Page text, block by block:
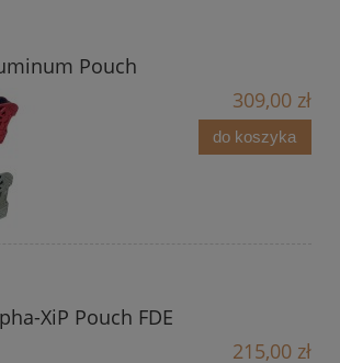
Pouch
309,00 zł
do koszyka
XiP Pouch FDE
215,00 zł